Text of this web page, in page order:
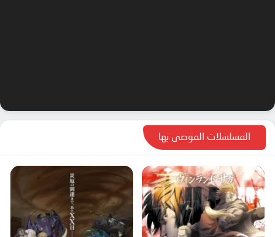
المسلسلات الموصى بها